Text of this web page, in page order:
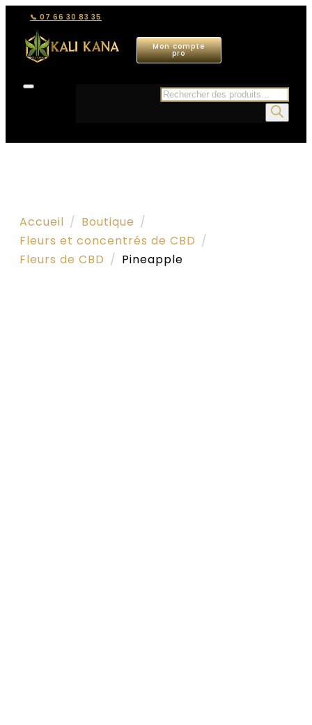
📞 07 66 30 83 35
Mon compte
pro
Recherche
Accueil
Boutique
Fleurs et concentrés de CBD
Fleurs de CBD
Pineapple